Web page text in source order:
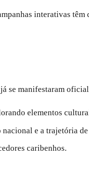
interativas
se manifestaram
elementos
e a trajetória
caribenhos.